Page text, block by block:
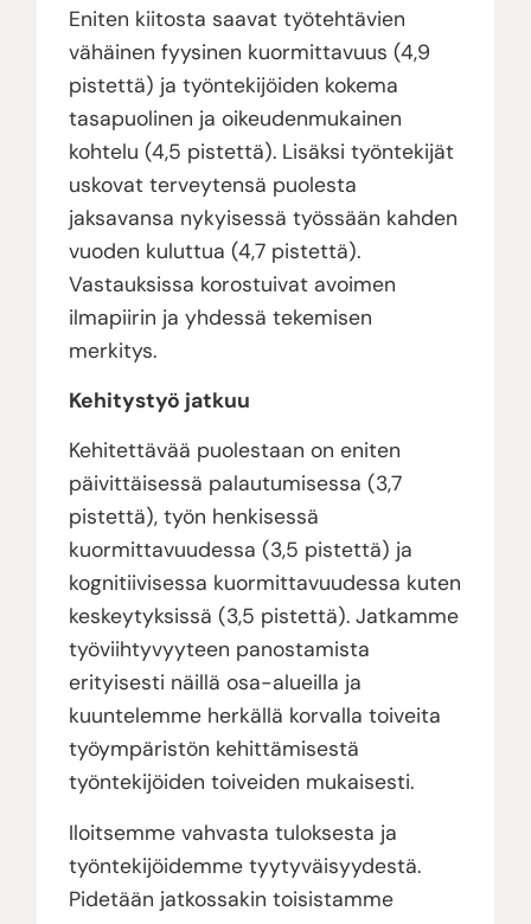
Eniten kiitosta saavat työtehtävien
vähäinen fyysinen kuormittavuus (4,9
pistettä) ja työntekijöiden kokema
tasapuolinen ja oikeudenmukainen
kohtelu (4,5 pistettä). Lisäksi työntekijät
uskovat terveytensä puolesta
jaksavansa nykyisessä työssään kahden
vuoden kuluttua (4,7 pistettä).
Vastauksissa korostuivat avoimen
ilmapiirin ja yhdessä tekemisen
merkitys.
Kehitystyö jatkuu
Kehitettävää puolestaan on eniten
päivittäisessä palautumisessa (3,7
pistettä), työn henkisessä
kuormittavuudessa (3,5 pistettä) ja
kognitiivisessa kuormittavuudessa kuten
keskeytyksissä (3,5 pistettä). Jatkamme
työviihtyvyyteen panostamista
erityisesti näillä osa-alueilla ja
kuuntelemme herkällä korvalla toiveita
työympäristön kehittämisestä
työntekijöiden toiveiden mukaisesti.
Iloitsemme vahvasta tuloksesta ja
työntekijöidemme tyytyväisyydestä.
Pidetään jatkossakin toisistamme